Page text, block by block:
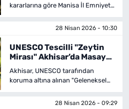
kararlarına göre Manisa İl Emniyet
atanırken yerine Elazığ İl Emniyet
28 Nisan 2026 - 10:30
UNESCO Tescilli "Zeytin
Mirası" Akhisar’da Masaya
Yatırılıyor
Akhisar, UNESCO tarafından
koruma altına alınan "Geleneksel
ele alınacağı dev bir çalıştaya ev
28 Nisan 2026 - 09:29